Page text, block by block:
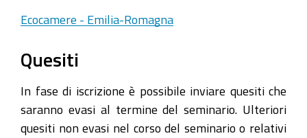
Ecocamere - Emilia-Romagna
Quesiti
In fase di iscrizione è possibile inviare quesiti che
saranno evasi al termine del seminario. Ulteriori
quesiti non evasi nel corso del seminario o relativi